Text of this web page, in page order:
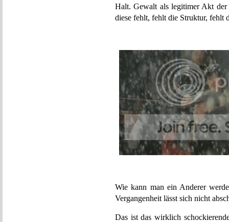
Halt. Gewalt als legitimer Akt
diese fehlt, fehlt die Struktur, fehlt
Wie kann man ein Anderer
Vergangenheit lässt sich nicht
Das ist das wirklich